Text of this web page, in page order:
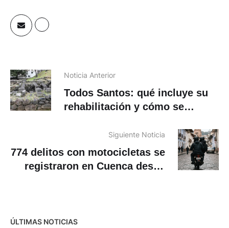
Noticia Anterior
Todos Santos: qué incluye su
rehabilitación y cómo se
Siguiente Noticia
774 delitos con motocicletas se
registraron en Cuenca desde
ÚLTIMAS NOTICIAS